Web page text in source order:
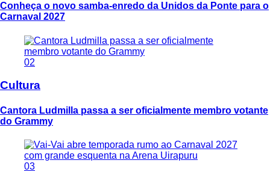
Conheça o novo samba-enredo da Unidos da Ponte para o
Carnaval 2027
02
Cultura
Cantora Ludmilla passa a ser oficialmente membro votante
do Grammy
03